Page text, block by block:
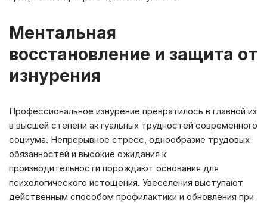
Ментальная
восстановление и защита от
изнурения
Профессиональное изнурение превратилось в главной из
в высшей степени актуальных трудностей современного
социума. Непрерывное стресс, однообразие трудовых
обязанностей и высокие ожидания к
производительности порождают основания для
психологического истощения. Увеселения выступают
действенным способом профилактики и обновления при